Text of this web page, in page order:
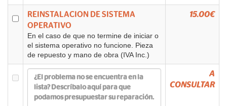
REINSTALACION DE SISTEMA
OPERATIVO
En el caso de que no termine de iniciar o
el sistema operativo no funcione. Pieza
de repuesto y mano de obra (IVA Inc.)
15.00€
A
CONSULTAR